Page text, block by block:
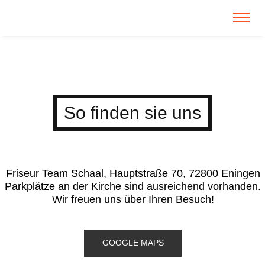
So finden sie uns
Friseur Team Schaal, Hauptstraße 70, 72800 Eningen
Parkplätze an der Kirche sind ausreichend vorhanden.
Wir freuen uns über Ihren Besuch!
GOOGLE MAPS